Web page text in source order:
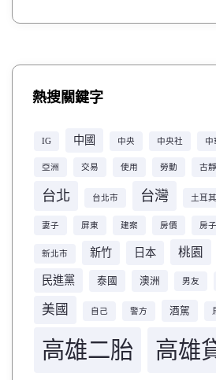
熱搜關鍵字
IG 中國 中央 中央社 中
亞洲 交易 使用 勞動 古
台北 台北市 台灣 土耳其
妻子 屏東 建案 房價 房子
新北市 新竹 日本 桃園
民進黨 泰國 澳洲 男友
美國 自己 警方 酒駕
高雄二胎 高雄